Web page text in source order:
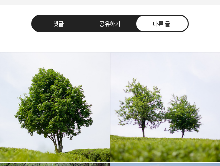
댓글 공유하기 다른 글
사진 속의 또 다른 나
사진, 음악, 영화, 컴퓨터, IT
구독하기
카카오톡 라인 트위터